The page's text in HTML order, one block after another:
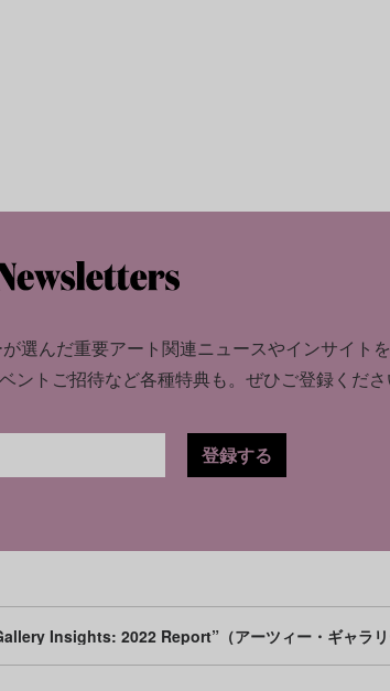
選んだ重要アート関連ニュースやインサイトを
ントご招待など各種特典も。 ぜひご登録くださ
登録する
Insights: 2022 Report”（アーツィー・ギャラリ